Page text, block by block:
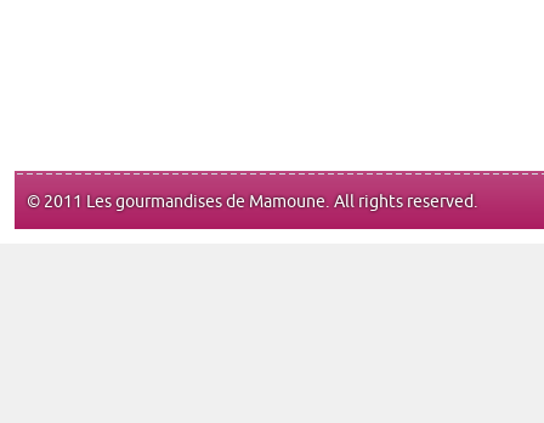
© 2011 Les gourmandises de Mamoune. All rights reserved.